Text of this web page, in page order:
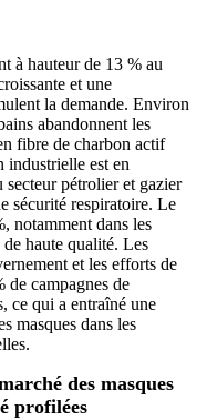
à hauteur de 13 % au
et une
la demande. Environ
abandonnent les
fibre de charbon actif
est en
pétrolier et gazier
sécurité respiratoire. Le
notamment dans les
haute qualité. Les
et les efforts de
de campagnes de
ce qui a entraîné une
masques dans les
des masques
profilées